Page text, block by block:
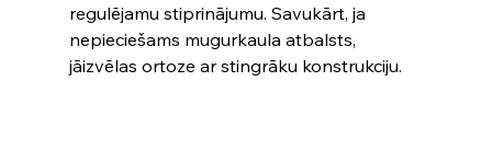
regulējamu stiprinājumu. Savukārt, ja
nepieciešams mugurkaula atbalsts,
jāizvēlas ortoze ar stingrāku konstrukciju.